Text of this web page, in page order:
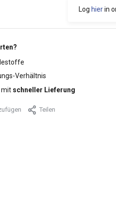
Log hierin
Verhältnis
mit schneller Lieferung
Teilen